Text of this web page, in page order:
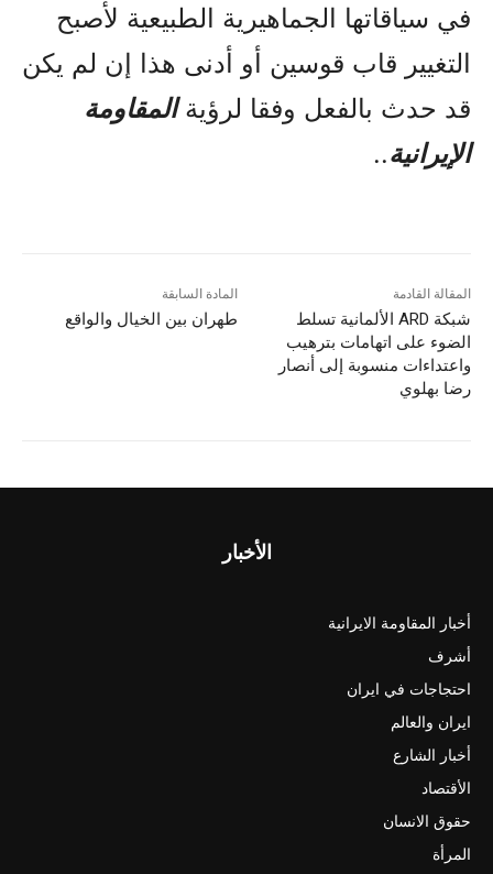
في سياقاتها الجماهيرية الطبيعية لأصبح
التغيير قاب قوسين أو أدنى هذا إن لم يكن
قد حدث بالفعل وفقا لرؤيةالمقاومة
الإيرانية..
المادة السابقة
طهران بين الخيال والواقع
المقالة القادمة
شبكة ARD الألمانية تسلط
الضوء على اتهامات بترهيب
واعتداءات منسوبة إلى أنصار
رضا بهلوي
الأخبار
أخبار المقاومة الايرانية
أشرف
احتجاجات في ايران
ايران والعالم
أخبار الشارع
الأقتصاد
حقوق الانسان
المرأة